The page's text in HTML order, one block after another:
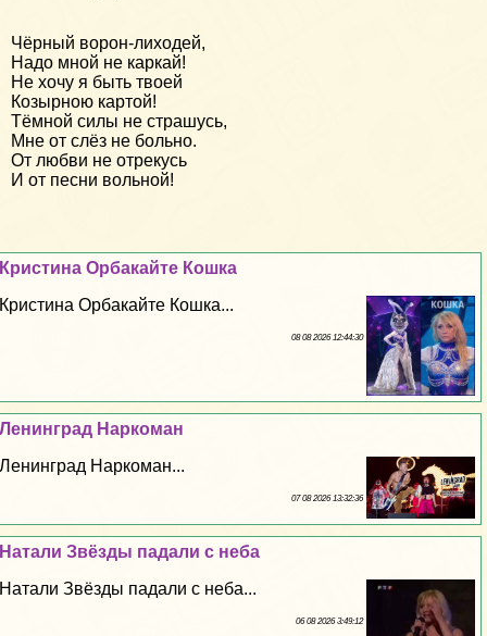
Чёрный ворон-лиходей,
Надо мной не каркай!
Не хочу я быть твоей
Козырною картой!
Тёмной силы не страшусь,
Мне от слёз не больно.
От любви не отрекусь
И от песни вольной!
Кристина Орбакайте Кошка
Кристина Орбакайте Кошка...
08 08 2026 12:44:30
Ленинград Наркоман
Ленинград Наркоман...
07 08 2026 13:32:36
Натали Звёзды падали с неба
Натали Звёзды падали с неба...
06 08 2026 3:49:12